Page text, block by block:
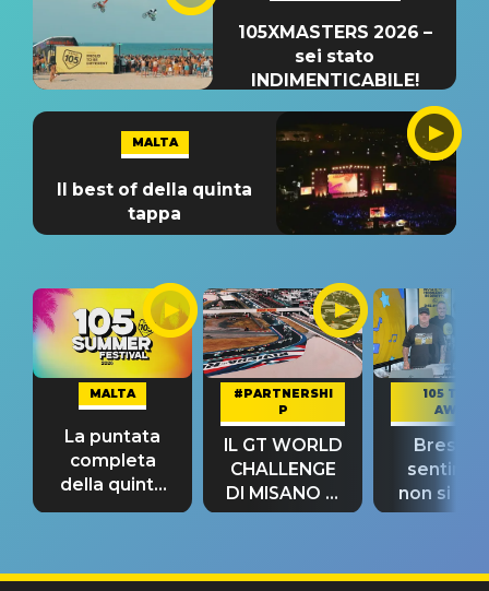
105XMASTERS 2026 –
sei stato
INDIMENTICABILE!
MALTA
Il best of della quinta
tappa
MALTA
La puntata
completa
della quinta
tappa
#PARTNERSHI
P
IL GT WORLD
CHALLENGE
DI MISANO si
riconferma
105 TAKE
AWAY
Bresh:
non si
fino alla